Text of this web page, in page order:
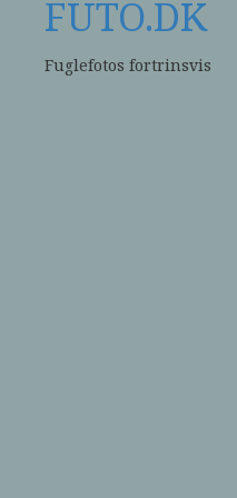
FUTO.DK
Fuglefotos fortrinsvis